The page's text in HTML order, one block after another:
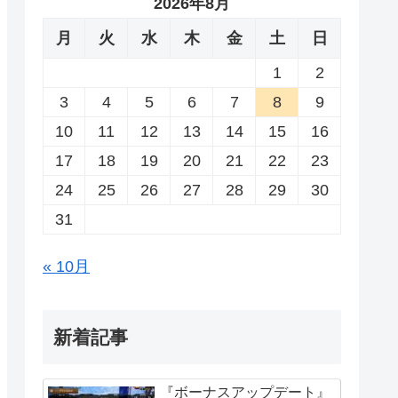
2026年8月
月
火 水 木 金 土
日
1
2
3
4 5 6 7 8
9
10
11 12 13 14 15
16
17
18 19 20 21 22
23
24
25 26 27 28 29
30
31
« 10月
新着記事
『ボーナスアップデート』